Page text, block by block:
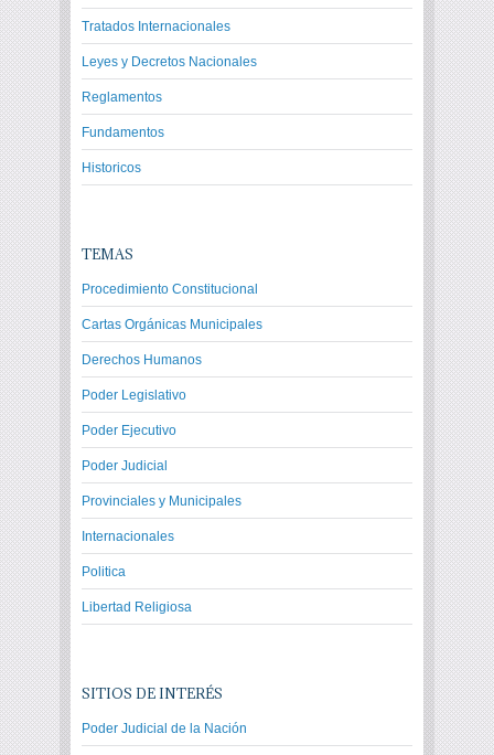
Tratados Internacionales
Leyes y Decretos Nacionales
Reglamentos
Fundamentos
Historicos
TEMAS
Procedimiento Constitucional
Cartas Orgánicas Municipales
Derechos Humanos
Poder Legislativo
Poder Ejecutivo
Poder Judicial
Provinciales y Municipales
Internacionales
Politica
Libertad Religiosa
SITIOS DE INTERÉS
Poder Judicial de la Nación